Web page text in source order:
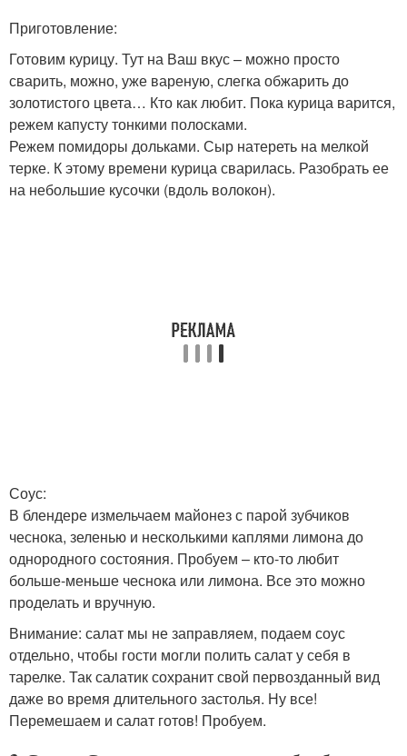
Приготовление:
Готовим курицу. Тут на Ваш вкус – можно просто
сварить, можно, уже вареную, слегка обжарить до
золотистого цвета… Кто как любит. Пока курица варится,
режем капусту тонкими полосками.
Режем помидоры дольками. Сыр натереть на мелкой
терке. К этому времени курица сварилась. Разобрать ее
на небольшие кусочки (вдоль волокон).
Соус:
В блендере измельчаем майонез с парой зубчиков
чеснока, зеленью и несколькими каплями лимона до
однородного состояния. Пробуем – кто-то любит
больше-меньше чеснока или лимона. Все это можно
проделать и вручную.
Внимание: салат мы не заправляем, подаем соус
отдельно, чтобы гости могли полить салат у себя в
тарелке. Так салатик сохранит свой первозданный вид
даже во время длительного застолья. Ну все!
Перемешаем и салат готов! Пробуем.